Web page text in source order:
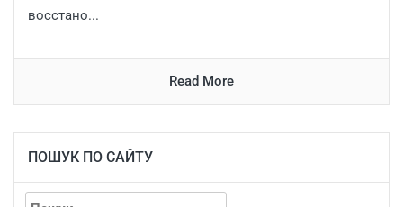
восстано...
Read More
ПОШУК ПО САЙТУ